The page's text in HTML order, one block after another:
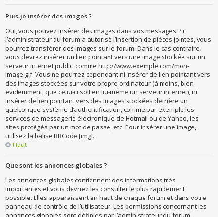
Puis-je insérer des images ?
Oui, vous pouvez insérer des images dans vos messages. Si
l’administrateur du forum a autorisé l’insertion de pièces jointes, vous
pourrez transférer des images sur le forum. Dans le cas contraire,
vous devrez insérer un lien pointant vers une image stockée sur un
serveur internet public, comme http://www.exemple.com/mon-
image.gif. Vous ne pourrez cependant ni insérer de lien pointant vers
des images stockées sur votre propre ordinateur (à moins, bien
évidemment, que celui-ci soit en lui-même un serveur internet), ni
insérer de lien pointant vers des images stockées derrière un
quelconque système d’authentification, comme par exemple les
services de messagerie électronique de Hotmail ou de Yahoo, les
sites protégés par un mot de passe, etc. Pour insérer une image,
utilisez la balise BBCode [img].
Haut
Que sont les annonces globales ?
Les annonces globales contiennent des informations très
importantes et vous devriez les consulter le plus rapidement
possible. Elles apparaissent en haut de chaque forum et dans votre
panneau de contrôle de l’utilisateur. Les permissions concernant les
annonces globales sont définies par l’administrateur du forum.